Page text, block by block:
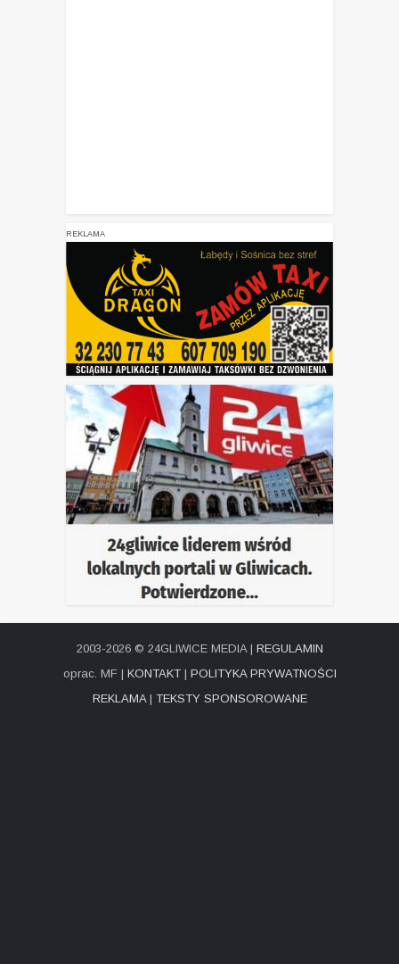
REKLAMA
2003-2026 © 24GLIWICE MEDIA | REGULAMIN
oprac. MF | KONTAKT| POLITYKA PRYWATNOŚCI
REKLAMA| TEKSTY SPONSOROWANE